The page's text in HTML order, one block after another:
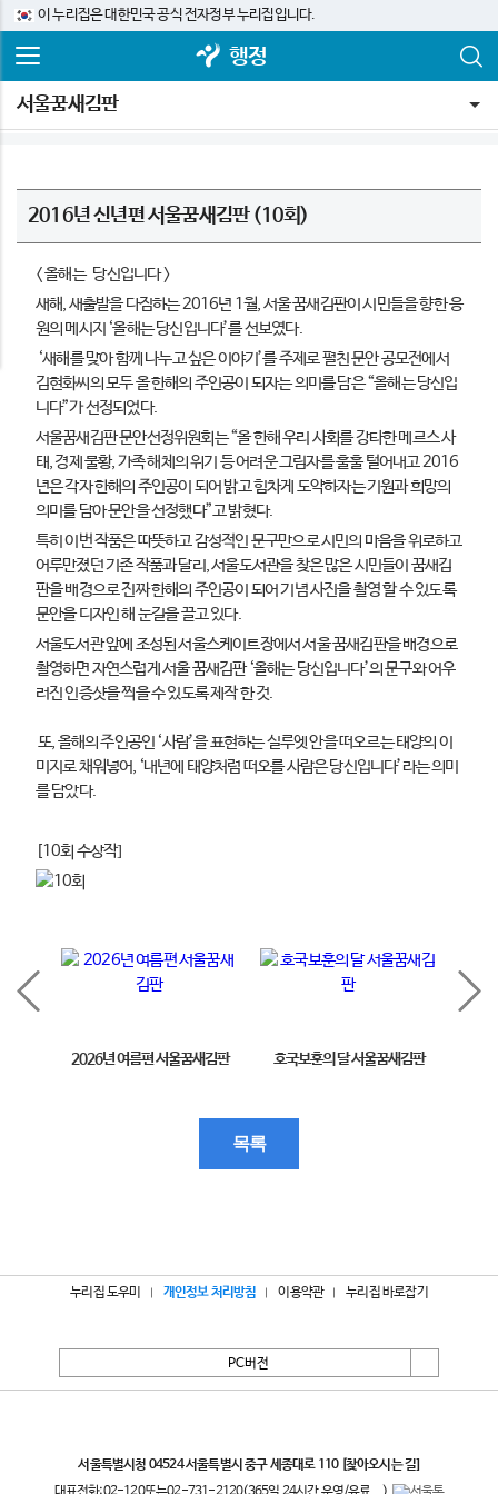
이 누리집은 대한민국 공식 전자정부 누리집입니다.
행정
서울꿈새김판
2016년 신년편 서울꿈새김판 (10회)
< 올해는 당신입니다 >
새해, 새출발을 다짐하는 2016년 1월, 서울 꿈새김판이 시민들을 향한 응
원의 메시지 ‘올해는 당신입니다’를 선보였다.
‘새해를 맞아 함께 나누고 싶은 이야기’를 주제로 펼친 문안 공모전에서
김현화씨의 모두 올 한해의 주인공이 되자는 의미를 담은 “올해는 당신입
니다”가 선정되었다.
서울꿈새김판 문안선정위원회는 “올 한해 우리 사회를 강타한 메르스 사
태, 경제 불황, 가족 해체의 위기 등 어려운 그림자를 훌훌 털어내고 2016
년은 각자 한해의 주인공이 되어 밝고 힘차게 도약하자는 기원과 희망의
의미를 담아 문안을 선정했다”고 밝혔다.
특히 이번 작품은 따뜻하고 감성적인 문구만으로 시민의 마음을 위로하고
어루만졌던 기존 작품과 달리, 서울도서관을 찾은 많은 시민들이 꿈새김
판을 배경으로 진짜 한해의 주인공이 되어 기념 사진을 촬영 할 수 있도록
문안을 디자인 해 눈길을 끌고 있다.
서울도서관 앞에 조성된 서울스케이트장에서 서울 꿈새김판을 배경으로
촬영하면 자연스럽게 서울 꿈새김판 ‘올해는 당신입니다’의 문구와 어우
러진 인증샷을 찍을 수 있도록 제작 한 것.
또, 올해의 주인공인 ‘사람’을 표현하는 실루엣 안을 떠오르는 태양의 이
미지로 채워넣어, ‘내년에 태양처럼 떠오를 사람은 당신입니다’라는 의미
를 담았다.
[10회 수상작]
2026년 여름편 서울꿈새김판 호국보훈의 달 서울꿈새김판
목록
누리집 도우미 개인정보 처리방침 이용약관 누리집 바로잡기
PC버전
서울특별시청 04524 서울특별시 중구 세종대로 110 [찾아오시는 길]